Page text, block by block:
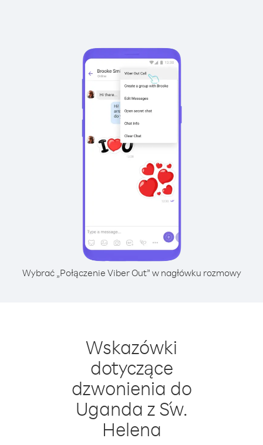
Wybrać „Połączenie Viber Out” w nagłówku rozmowy
Wskazówki
dotyczące
dzwonienia do
Uganda z Św.
Helena